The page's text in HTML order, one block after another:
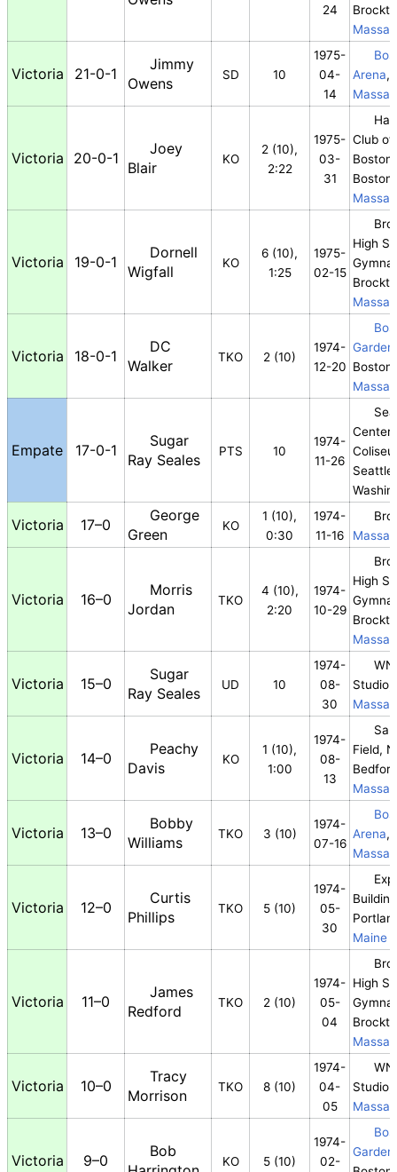
24
Victoria 21-0-1
Jimmy
Owens
SD 10
1975-
04-
14
Arena,
Victoria 20-0-1
Joey
Blair
KO
2 (10),
2:22
1975-
03-
31
Club of
Boston
Boston,
Victoria 19-0-1
Dornell
Wigfall
KO
6 (10),
1:25
1975-
02-15
High
Victoria 18-0-1
DC
Walker
TKO 2 (10)
1974-
12-20
Garden
Boston,
Empate 17-0-1
Sugar
Ray Seales
PTS 10
1974-
11-26
Center
Seattle,
Victoria 17–0
George
Green
KO
1 (10),
0:30
1974-
11-16
Victoria 16–0
Morris
Jordan
TKO
4 (10),
2:20
1974-
10-29
High
Victoria 15–0
Sugar
Ray Seales
UD 10
1974-
08-
30
Studio,
Victoria 14–0
Peachy
Davis
KO
1 (10),
1:00
1974-
08-
13
Field,
Victoria 13–0
Bobby
Williams
TKO 3 (10)
1974-
07-16
Arena,
Victoria 12–0
Curtis
Phillips
TKO 5 (10)
1974-
05-
30
Maine
Victoria 11–0
James
Redford
TKO 2 (10)
1974-
05-
04
High
Victoria 10–0
Tracy
Morrison
TKO 8 (10)
1974-
04-
05
Studio,
Victoria 9–0
Bob
KO 5 (10)
1974-
02-
Garden